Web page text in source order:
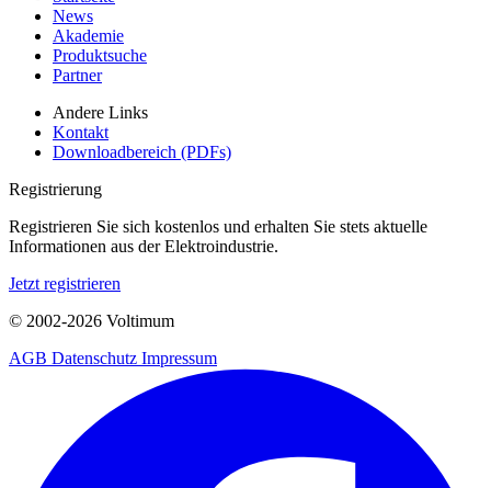
News
Akademie
Produktsuche
Partner
Andere Links
Kontakt
Downloadbereich (PDFs)
Registrierung
Registrieren Sie sich kostenlos und erhalten Sie stets aktuelle
Informationen aus der Elektroindustrie.
Jetzt registrieren
© 2002-2026 Voltimum
AGB Datenschutz Impressum